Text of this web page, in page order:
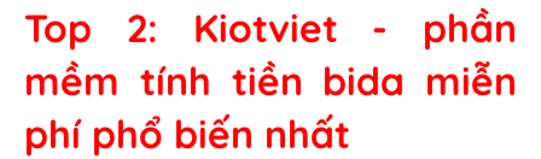
Top 2: Kiotviet - phần
mềm tính tiền bida miễn
phí phổ biến nhất